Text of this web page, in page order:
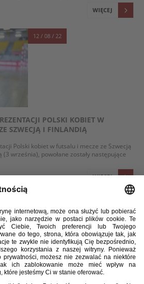
WIĘCEJ
12 / 08 / 22
POLSKI KOBIET W
SZWECJĄ I FINLANDIĄ
Polski kobiet w futsalu i mecze ze Szwecją
września), powołane zostały następujące
WIĘCEJ